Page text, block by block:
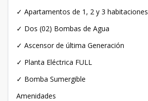
✓ Apartamentos de 1, 2 y 3 habitaciones
✓ Dos (02) Bombas de Agua
✓ Ascensor de última Generación
✓ Planta Eléctrica FULL
✓ Bomba Sumergible
Amenidades